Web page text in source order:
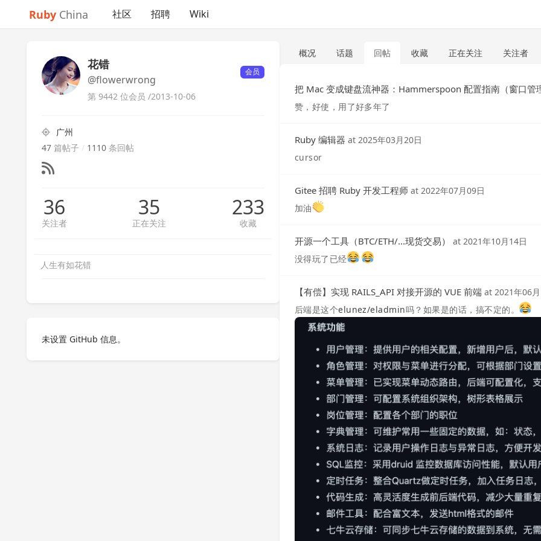
Ruby China 社区 招聘 Wiki
花错
@flowerwrong
会员
第 9442 位会员 /2013-10-06
广州
47 篇帖子 / 1110 条回帖
36
关注者
35
正在关注
233
收藏
人生有如花错
未设置 GitHub 信息。
概况 话题 回帖 收藏 正在关注 关注者
把 Mac 变成键盘流神器：Hammerspoon 配置指南（窗口管
赞，好使，用了好多年了
Ruby 编辑器 at 2025年03月20日
cursor
Gitee 招聘 Ruby 开发工程师 at 2022年07月09日
加油
开源一个工具（BTC/ETH/...现货交易） at 2021年10月14日
没得玩了已经
【有偿】实现 RAILS_API 对接开源的 VUE 前端 at 2021年06
后端是这个elunez/eladmin吗？如果是的话，搞不定的。